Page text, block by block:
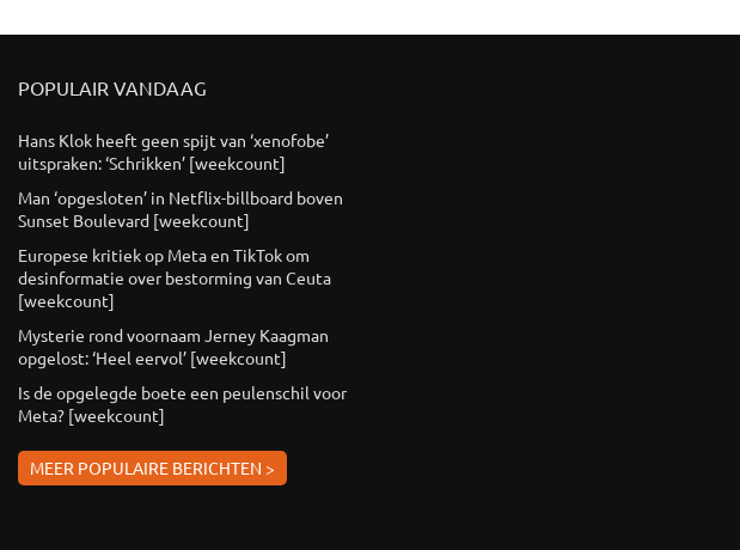
POPULAIR VANDAAG
Hans Klok heeft geen spijt van ‘xenofobe’
uitspraken: ‘Schrikken’ [weekcount]
Man ‘opgesloten’ in Netflix-billboard boven
Sunset Boulevard [weekcount]
Europese kritiek op Meta en TikTok om
desinformatie over bestorming van Ceuta
[weekcount]
Mysterie rond voornaam Jerney Kaagman
opgelost: ‘Heel eervol’ [weekcount]
Is de opgelegde boete een peulenschil voor
Meta? [weekcount]
MEER POPULAIRE BERICHTEN >